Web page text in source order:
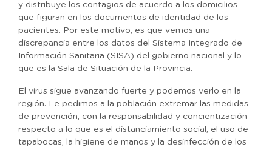
y distribuye los contagios de acuerdo a los domicilios
que figuran en los documentos de identidad de los
pacientes. Por este motivo, es que vemos una
discrepancia entre los datos del Sistema Integrado de
Información Sanitaria (SISA) del gobierno nacional y lo
que es la Sala de Situación de la Provincia.
El virus sigue avanzando fuerte y podemos verlo en la
región. Le pedimos a la población extremar las medidas
de prevención, con la responsabilidad y concientización
respecto a lo que es el distanciamiento social, el uso de
tapabocas, la higiene de manos y la desinfección de los